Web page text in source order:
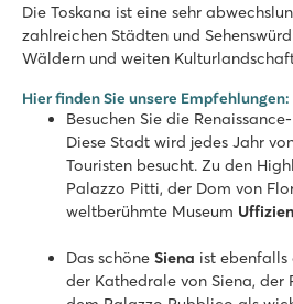
Poolbereich mit Kinderbecken
Mobilheime auf schattigen
Die Toskana ist eine sehr
zahlreichen Städten und
Wäldern und weiten
Hier finden Sie unsere Empfehlungen:
Besuchen Sie die
Diese Stadt wird jedes Jahr
Touristen besucht. Zu den
Palazzo Pitti, der Dom von
weltberühmte Museum Uffizien
Das schöne Siena ist ebenfalls
der Kathedrale von Siena, der